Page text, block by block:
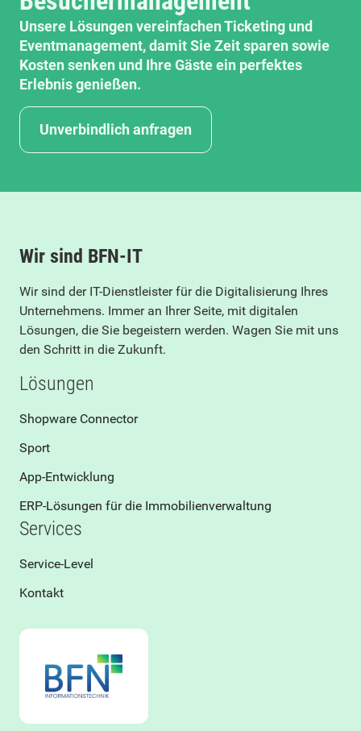
Unsere Lösungen vereinfachen Ticketing und
Eventmanagement, damit Sie Zeit sparen sowie
Kosten senken und Ihre Gäste ein perfektes
Erlebnis genießen.
Unverbindlich anfragen
Wir sind BFN-IT
Wir sind der IT-Dienstleister für die Digitalisierung Ihres
Unternehmens. Immer an Ihrer Seite, mit digitalen
Lösungen, die Sie begeistern werden. Wagen Sie mit uns
den Schritt in die Zukunft.
Lösungen
Shopware Connector
Sport
App-Entwicklung
ERP-Lösungen für die Immobilienverwaltung
Services
Service-Level
Kontakt